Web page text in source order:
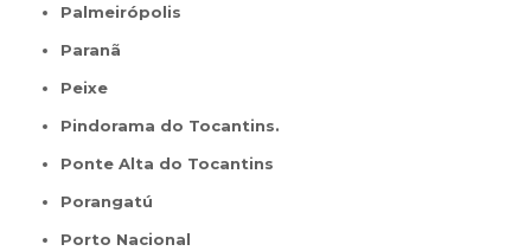
Palmeirópolis
Paranã
Peixe
Pindorama do Tocantins.
Ponte Alta do Tocantins
Porangatú
Porto Nacional